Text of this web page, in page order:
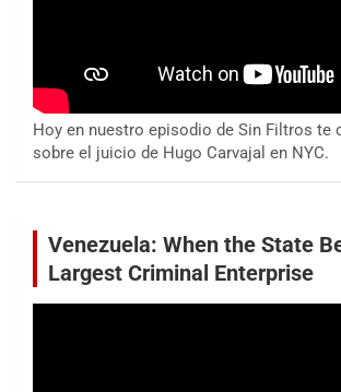
Hoy en nuestro episodio de Sin Filtros te
sobre el juicio de Hugo Carvajal en NYC.
Venezuela: When the State
Largest Criminal Enterprise